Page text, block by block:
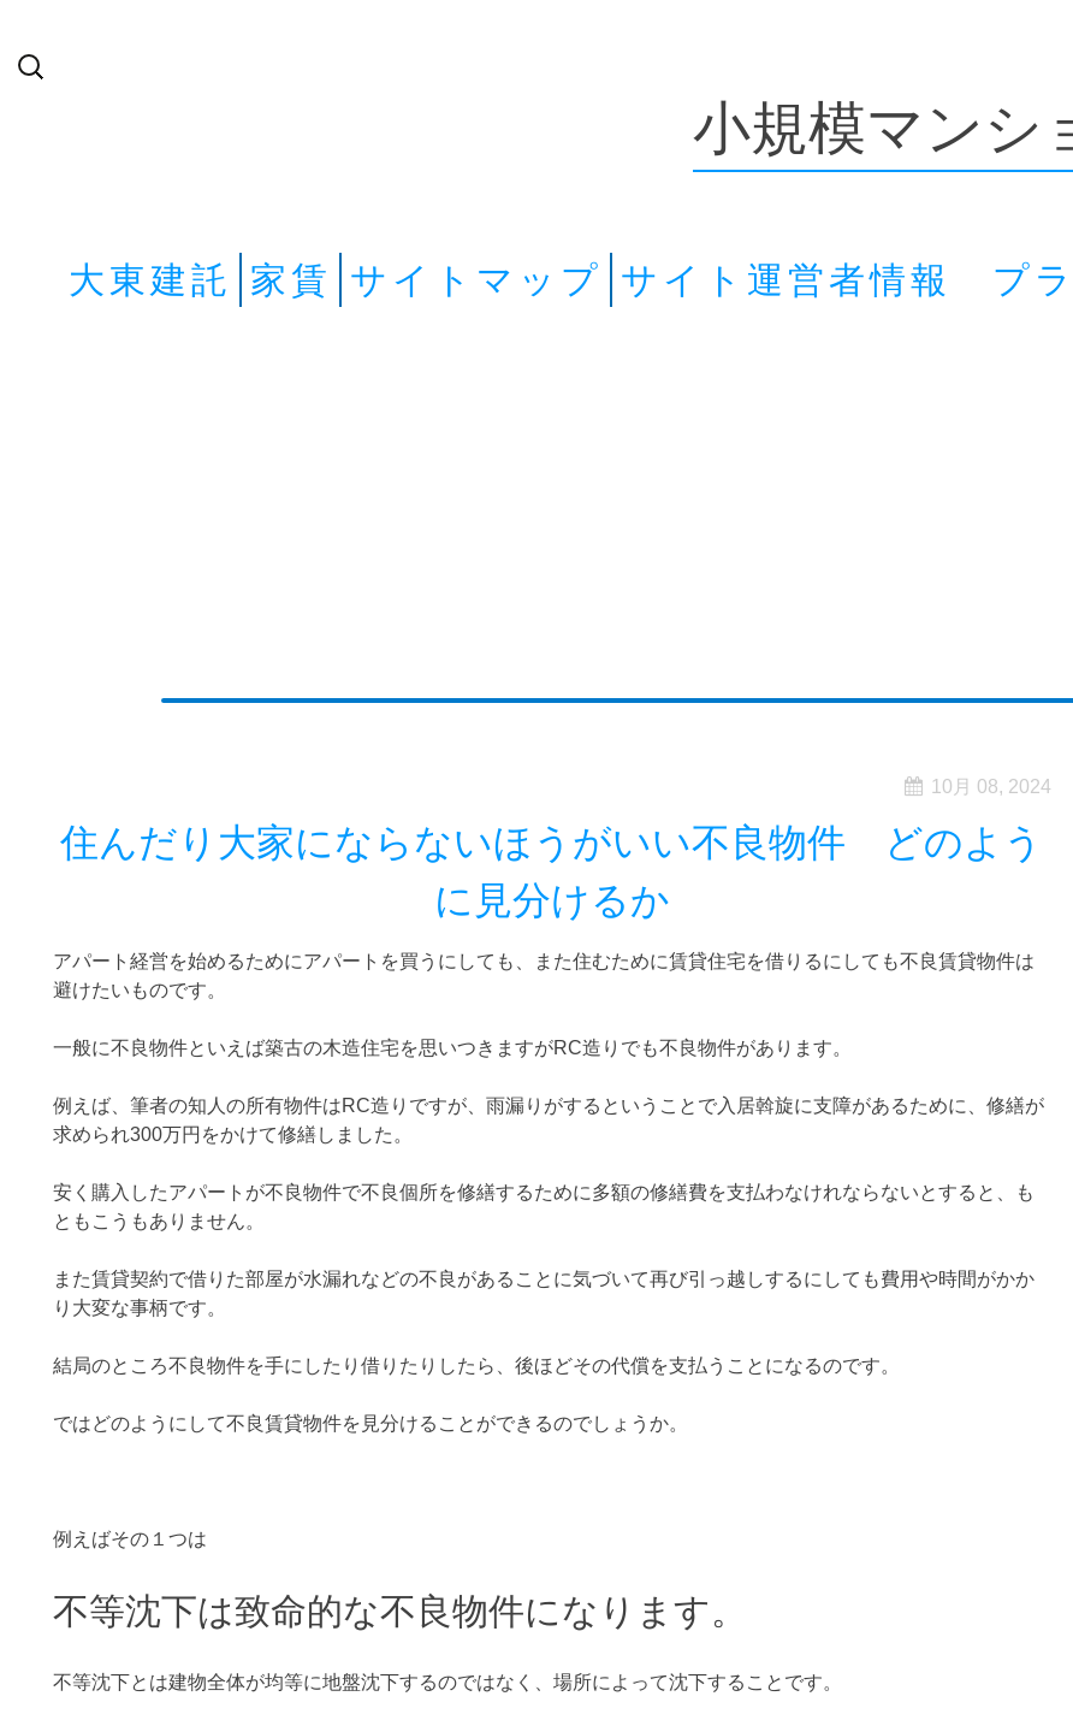
検
索:
小規模マンシ
大東建託 家賃 サイトマップ サイト運営者情報 プ
10月 08, 2024
住んだり大家にならないほうがいい不良物件 どのよう
に見分けるか
アパート経営を始めるためにアパートを買うにしても、また住むために賃貸住宅を借りるにしても不良賃貸物件は
避けたいものです。
一般に不良物件といえば築古の木造住宅を思いつきますがRC造りでも不良物件があります。
例えば、筆者の知人の所有物件はRC造りですが、雨漏りがするということで入居斡旋に支障があるために、修繕が
求められ300万円をかけて修繕しました。
安く購入したアパートが不良物件で不良個所を修繕するために多額の修繕費を支払わなけれならないとすると、も
ともこうもありません。
また賃貸契約で借りた部屋が水漏れなどの不良があることに気づいて再び引っ越しするにしても費用や時間がかか
り大変な事柄です。
結局のところ不良物件を手にしたり借りたりしたら、後ほどその代償を支払うことになるのです。
ではどのようにして不良賃貸物件を見分けることができるのでしょうか。
例えばその１つは
不等沈下は致命的な不良物件になります。
不等沈下とは建物全体が均等に地盤沈下するのではなく、場所によって沈下することです。